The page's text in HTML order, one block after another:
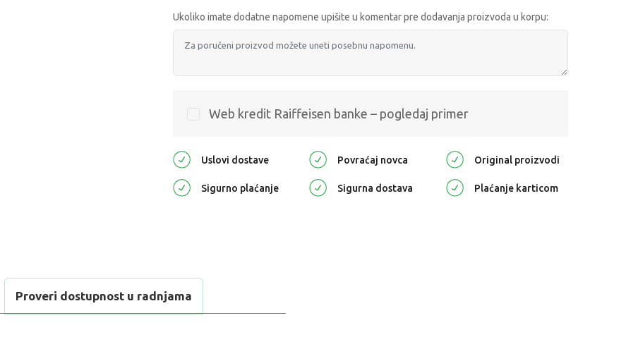
Ukoliko imate dodatne napomene upišite u komentar pre dodavanja proizvoda u korpu:
Web kredit Raiffeisen banke – pogledaj primer
Uslovi dostave Povraćaj novca Original proizvodi
Sigurno plaćanje Sigurna dostava Plaćanje karticom
Proveri dostupnost u radnjama